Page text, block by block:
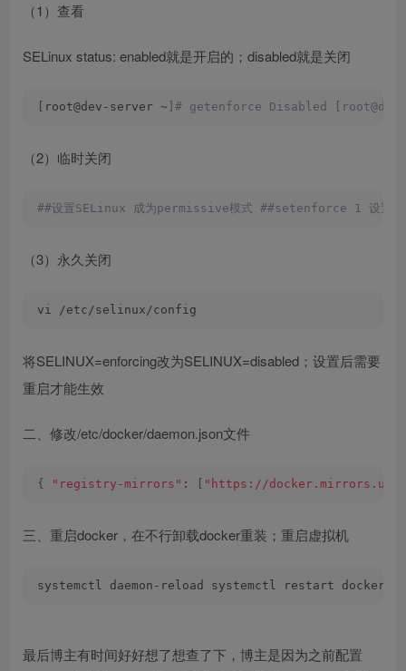
（1）查看
SELinux status: enabled就是开启的；disabled就是关闭
root@dev-server ~ ]# getenforce Disabled
（2）临时关闭
##设置SELinux 成为permissive模式 ##setenforce 1 设
（3）永久关闭
vi /etc/selinux/config
将SELINUX=enforcing改为SELINUX=disabled；设置后需要
重启才能生效
二、修改/etc/docker/daemon.json文件
{ "registry-mirrors" : "https://
三、重启docker，在不行卸载docker重装；重启虚拟机
systemctl daemon-reload systemctl restart docker
最后博主有时间好好想了想查了下，博主是因为之前配置